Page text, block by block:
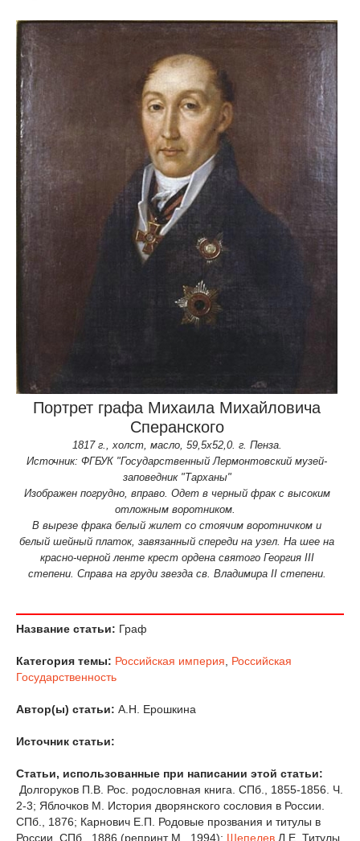
Портрет графа Михаила Михайловича
Сперанского
1817 г., холст, масло, 59,5х52,0. г. Пенза.
Источник: ФГБУК "Государственный Лермонтовский музей-
заповедник "Тарханы"
Изображен погрудно, вправо. Одет в черный фрак с высоким
отложным воротником.
В вырезе фрака белый жилет со стоячим воротничком и
белый шейный платок, завязанный спереди на узел. На шее на
красно-черной ленте крест ордена святого Георгия III
степени. Справа на груди звезда св. Владимира II степени.
Название статьи: Граф
Категория темы: Российская империя
Российская
Государственность
Автор(ы) статьи: А.Н. Ерошкина
Источник статьи:
Статьи, использованные при написании этой статьи:
Долгоруков П.В. Рос. родословная книга. СПб., 1855-1856. Ч.
2-3; Яблочков М. История дворянского сословия в России.
СПб., 1876; Карнович Е.П. Родовые прозвания и титулы в
России. СПб., 1886 (репринт М., 1994); Шепелев Л.Е. Титулы,